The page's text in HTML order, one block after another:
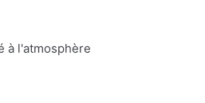
à l'atmosphère